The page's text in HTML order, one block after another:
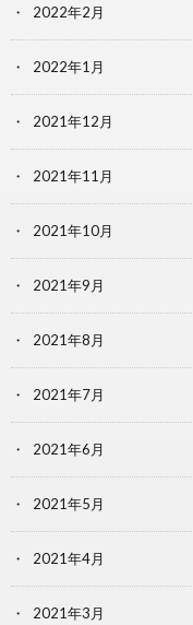
2022年2月
2022年1月
2021年12月
2021年11月
2021年10月
2021年9月
2021年8月
2021年7月
2021年6月
2021年5月
2021年4月
2021年3月